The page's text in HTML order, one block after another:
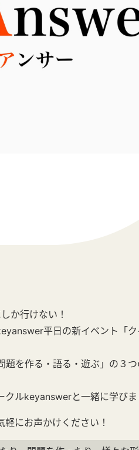
か行けない！
平日の新イベント「
を作る・語る・遊ぶ」の３
ルkeyanswerと一緒に学びま
にお声かけください！